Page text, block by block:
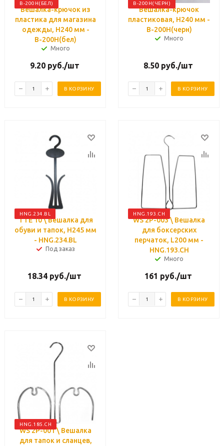
В-200Н(БЕЛ)
Вешалка-крючок из
пластика для магазина
одежды, H240 мм -
В-200Н(бел)
Много
9.20руб./шт
В КОРЗИНУ
В-200Н(ЧЕРН)
Вешалка-крючок
пластиковая, H240 мм -
В-200Н(черн)
Много
8.50руб./шт
В КОРЗИНУ
HNG.234.BL
TTE 10 \ Вешалка для
обуви и тапок, H245 мм
- HNG.234.BL
Под заказ
18.34 руб./шт
В КОРЗИНУ
HNG.193.CH
WS 2P-003 \ Вешалка
для боксерских
перчаток, L200 мм -
HNG.193.CH
Много
161 руб./шт
В КОРЗИНУ
HNG.185.CH
WS 2P-001 \ Вешалка
для тапок и сланцев,